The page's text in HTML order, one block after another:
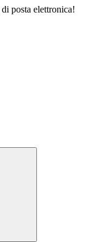
posta elettronica!